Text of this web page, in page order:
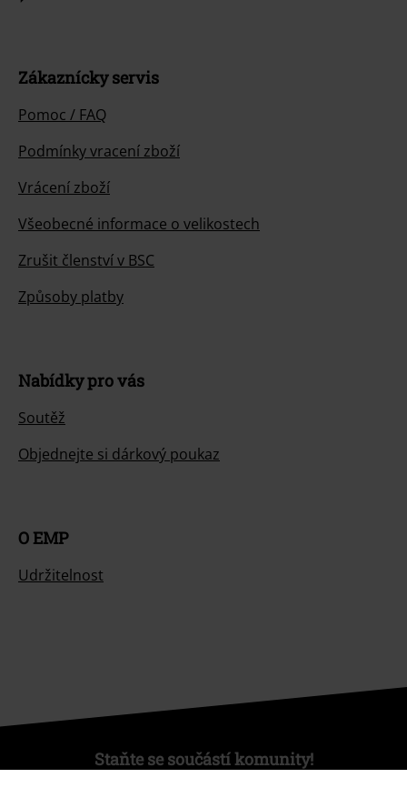
Zákaznícky servis
Pomoc / FAQ
Podmínky vracení zboží
Vrácení zboží
Všeobecné informace o velikostech
Zrušit členství v BSC
Způsoby platby
Nabídky pro vás
Soutěž
Objednejte si dárkový poukaz
O EMP
Udržitelnost
Staňte se součástí komunity!